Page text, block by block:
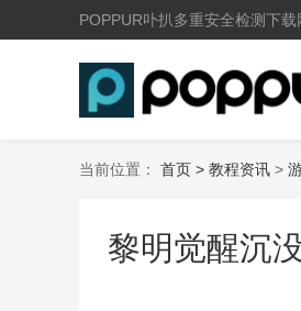
POPPUR卟扒多重安全检测下
当前位置： 首页 > 教程资讯 >
黎明觉醒沉